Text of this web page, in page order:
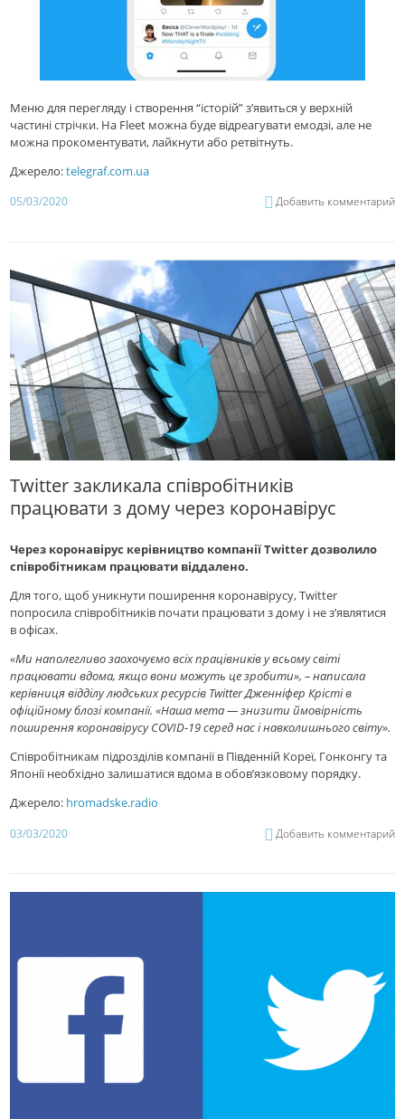
Меню для перегляду і створення “історій” з’явиться у верхній
частині стрічки. На Fleet можна буде відреагувати емодзі, але не
можна прокоментувати, лайкнути або ретвітнуть.
Джерело:telegraf.com.ua
05/03/2020 Добавить комментарий
Twitter закликала співробітників
працювати з дому через коронавірус
Через коронавірус керівництво компанії Twitter дозволило
співробітникам працювати віддалено.
Для того, щоб уникнути поширення коронавірусу, Twitter
попросила співробітників почати працювати з дому і не з’являтися
в офісах.
«Ми наполегливо заохочуємо всіх працівників у всьому світі
працювати вдома, якщо вони можуть це зробити», – написала
керівниця відділу людських ресурсів Twitter Дженніфер Крісті в
офіційному блозі компанії. «Наша мета — знизити ймовірність
поширення коронавірусу COVID-19 серед нас і навколишнього світу».
Співробітникам підрозділів компанії в Південній Кореї, Гонконгу та
Японії необхідно залишатися вдома в обов’язковому порядку.
Джерело: hromadske.radio
03/03/2020 Добавить комментарий